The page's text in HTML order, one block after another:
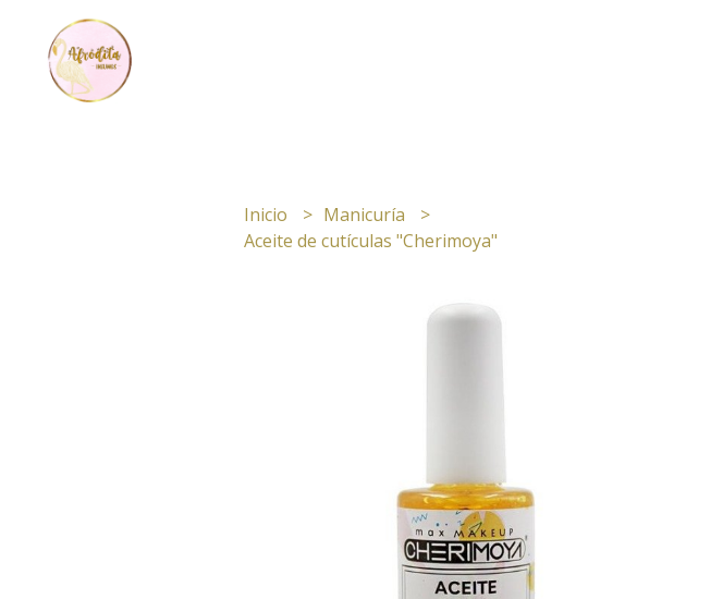
Inicio
Manicuría
Aceite de cutículas "Cherimoya"